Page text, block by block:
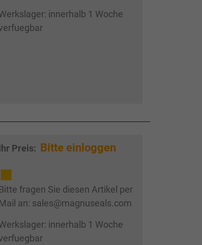
innerhalb 1 Woche
Preis: Bitte einloggen
fragen Sie diesen Artikel per
an: sales@magnuseals.com
innerhalb 1 Woche